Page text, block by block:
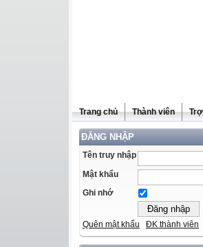
Trang chủ Thành viên
ĐĂNG NHẬP
Tên truy nhập
Mật khẩu
Ghi nhớ
Quên mật khẩu ĐK thành viên